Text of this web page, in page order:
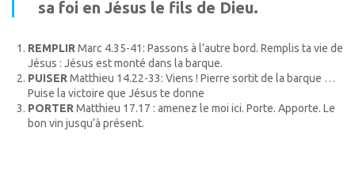
sa foi en Jésus le fils de Dieu.
REMPLIR Marc 4.35-41: Passons à l’autre bord. Remplis ta vie de
Jésus : Jésus est monté dans la barque.
PUISER Matthieu 14.22-33: Viens ! Pierre sortit de la barque …
Puise la victoire que Jésus te donne
PORTER Matthieu 17.17 : amenez le moi ici. Porte. Apporte. Le
bon vin jusqu’à présent.